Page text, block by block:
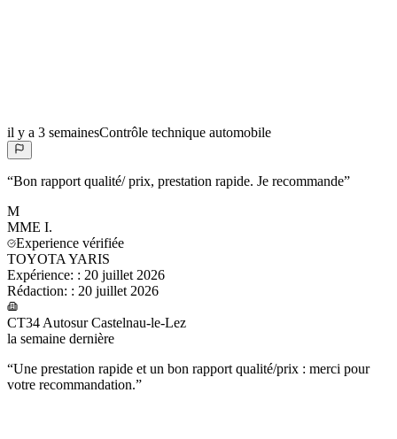
il y a 3 semainesContrôle technique automobile
“Bon rapport qualité/ prix, prestation rapide. Je recommande”
M
MME I.
Experience vérifiée
TOYOTA YARIS
Expérience: : 20 juillet 2026
Rédaction: : 20 juillet 2026
CT34 Autosur Castelnau-le-Lez
la semaine dernière
“Une prestation rapide et un bon rapport qualité/prix : merci pour
votre recommandation.”